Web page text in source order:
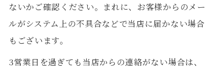
ないかご確認ください。まれに、お客様からのメー
ルがシステム上の不具合などで当店に届かない場合
もございます。
3営業日を過ぎても当店からの連絡がない場合は、